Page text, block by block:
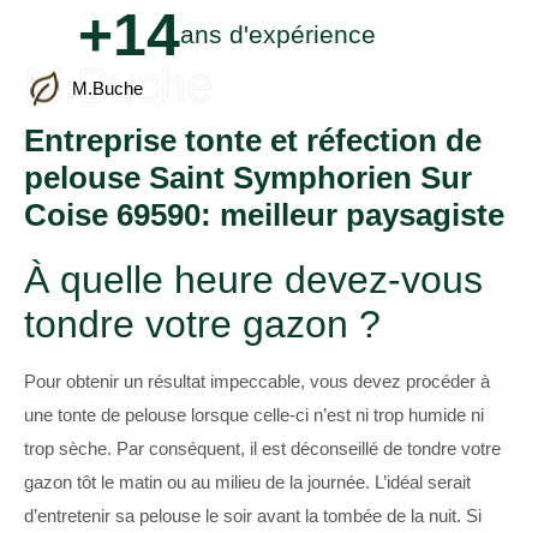
+14ans d'expérience
M.Buche
M.Buche
Entreprise tonte et réfection de
pelouse Saint Symphorien Sur
Coise 69590: meilleur paysagiste
À quelle heure devez-vous
tondre votre gazon ?
Pour obtenir un résultat impeccable, vous devez procéder à
une tonte de pelouse lorsque celle-ci n’est ni trop humide ni
trop sèche. Par conséquent, il est déconseillé de tondre votre
gazon tôt le matin ou au milieu de la journée. L’idéal serait
d’entretenir sa pelouse le soir avant la tombée de la nuit. Si